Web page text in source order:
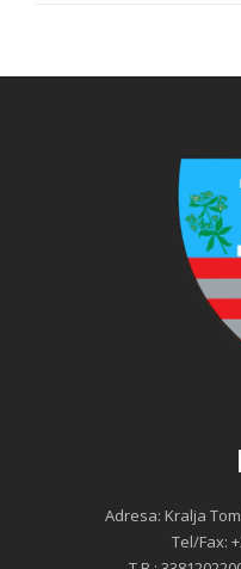
Adresa: Kralja
Tel/Fax: